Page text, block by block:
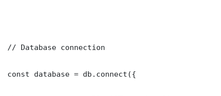
// Database connection
const database = db.connect({